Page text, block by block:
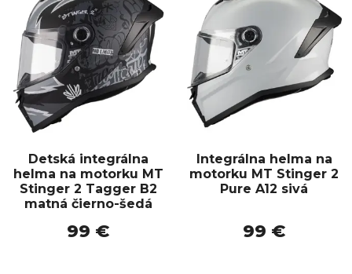
Detská integrálna
helma na motorku MT
Stinger 2 Tagger B2
matná čierno-šedá
99 €
Integrálna helma na
motorku MT Stinger 2
Pure A12 sivá
99 €